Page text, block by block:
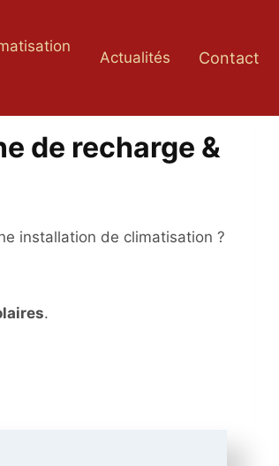
Actualités Contact
de recharge &
installation de climatisation ?
.